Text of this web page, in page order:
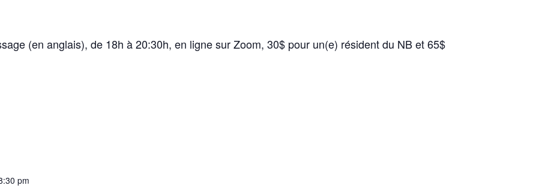
(en anglais), de 18h à 20:30h, en ligne sur Zoom, 30$ pour un(e) résident du NB et 65$
pm